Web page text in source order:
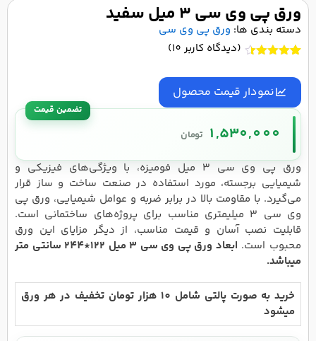
ورق پی وی سی 3 میل سفید
دسته بندی ها: ورق پی وی سی
از 5 امتیاز
مشتری
(دیدگاه کاربر10
)
نمودار قیمت محصول
1,530,000 تومان
ورق پی وی سی 3 میل فومیزه، با ویژگی‌های فیزیکی و
شیمیایی برجسته، مورد استفاده در صنعت ساخت و ساز قرار
می‌گیرد. با مقاومت بالا در برابر ضربه و عوامل شیمیایی، ورق پی
وی سی 3 میلیمتری مناسب برای پروژه‌های ساختمانی است.
قابلیت نصب آسان و قیمت مناسب، از دیگر مزایای این ورق
محبوب است.
ابعاد ورق پی وی سی 3 میل 122*244 سانتی متر
میباشد.
خرید به صورت پالتی شامل 10 هزار تومان تخفیف در هر ورق
میشود